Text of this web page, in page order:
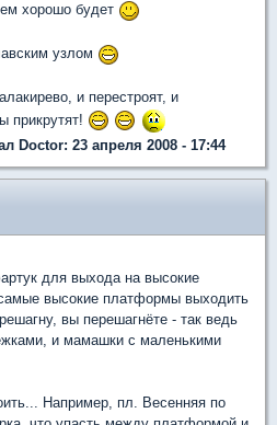
хорошо будет
узлом
и перестроят, и
прикрутят!
Doctor: 23 апреля 2008 - 17:44
для выхода на высокие
высокие платформы выходить
вы перешагнёте - так ведь
и мамашки с маленькими
Например, пл. Весенняя по